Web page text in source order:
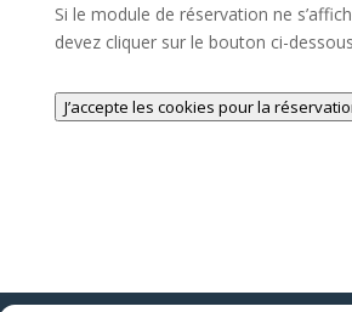
Si le module de réservation ne
devez cliquer sur le bouton ci-
J’accepte les cookies pour la